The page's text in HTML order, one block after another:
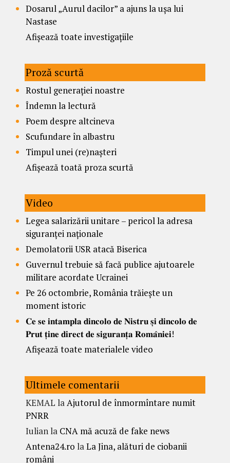
Dosarul „Aurul dacilor” a ajuns la ușa lui
Nastase
Afișează toate investigațiile
Proză scurtă
Rostul generației noastre
Îndemn la lectură
Poem despre altcineva
Scufundare în albastru
Timpul unei (re)nașteri
Afișează toată proza scurtă
Video
Legea salarizării unitare – pericol la adresa
siguranței naționale
Demolatorii USR atacă Biserica
Guvernul trebuie să facă publice ajutoarele
militare acordate Ucrainei
Pe 26 octombrie, România trăiește un
moment istoric
𝐂𝐞 𝐬𝐞 𝐢𝐧𝐭𝐚𝐦𝐩𝐥𝐚 𝐝𝐢𝐧𝐜𝐨𝐥𝐨 𝐝𝐞 𝐍𝐢𝐬𝐭𝐫𝐮 𝐬̦𝐢 𝐝𝐢𝐧𝐜𝐨𝐥𝐨 𝐝𝐞
𝐏𝐫𝐮𝐭 𝐭̦𝐢𝐧𝐞 𝐝𝐢𝐫𝐞𝐜𝐭 𝐝𝐞 𝐬𝐢𝐠𝐮𝐫𝐚𝐧𝐭̦𝐚 𝐑𝐨𝐦𝐚̂𝐧𝐢𝐞𝐢!
Afișează toate materialele video
Ultimele comentarii
KEMAL laAjutorul de înmormîntare numit
PNRR
Iulianla CNA mă acuză de fake news
Antena24.ro laLa Jina, alături de ciobanii
români